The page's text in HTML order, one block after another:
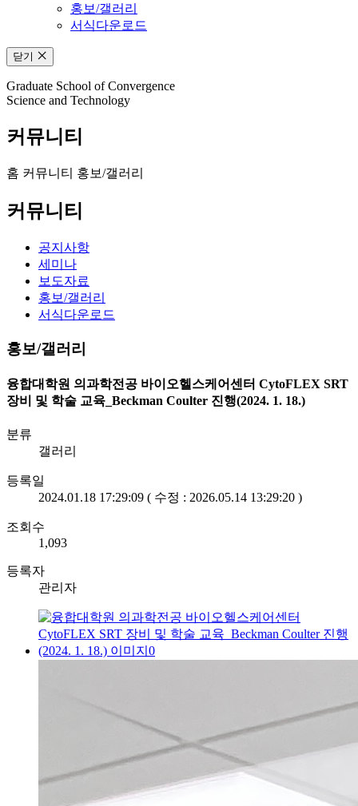
홍보/갤러리
서식다운로드
닫기
Graduate School of Convergence
Science and Technology
커뮤니티
홈 커뮤니티 홍보/갤러리
커뮤니티
공지사항
세미나
보도자료
홍보/갤러리
서식다운로드
홍보/갤러리
융합대학원 의과학전공 바이오헬스케어센터 CytoFLEX SRT
장비 및 학술 교육_Beckman Coulter 진행(2024. 1. 18.)
분류
갤러리
등록일
2024.01.18 17:29:09 ( 수정 : 2026.05.14 13:29:20 )
조회수
1,093
등록자
관리자